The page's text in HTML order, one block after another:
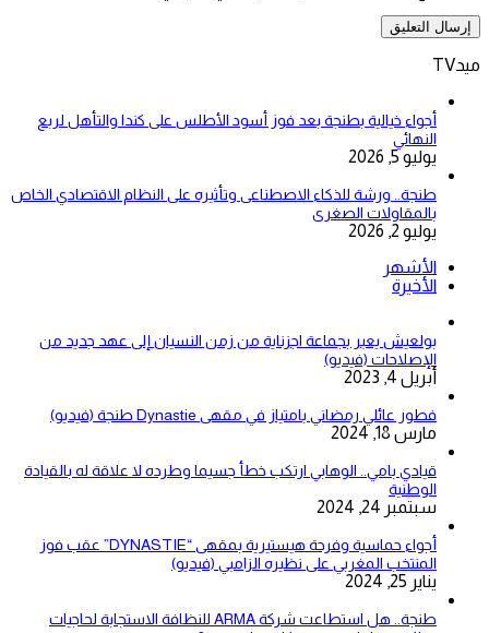
ميدTV
أجواء خيالية بطنجة بعد فوز أسود الأطلس على كندا والتأهل لربع
النهائي
يوليو 5, 2026
طنجة.. ورشة للذكاء الاصطناعى وتأثيره على النظام الاقتصادي الخاص
بالمقاولات الصغرى
يوليو 2, 2026
الأشهر
الأخيرة
بولعيش يعبر بجماعة اجزناية من زمن النسيان إلى عهد جديد من
الإصلاحات (فيديو)
أبريل 4, 2023
فطور عائلي رمضاني بامتياز في مقهى Dynastie طنجة (فيديو)
مارس 18, 2024
قيادي بامي.. الوهابي ارتكب خطأ جسيما وطرده لا علاقة له بالقيادة
الوطنية
سبتمبر 24, 2024
أجواء حماسية وفرحة هيستيرية بمقهى “DYNASTIE” عقب فوز
المنتخب المغربي على نظيره الزامبي (فيديو)
يناير 25, 2024
طنجة.. هل استطاعت شركة ARMA للنظافة الاستجابة لحاجيات